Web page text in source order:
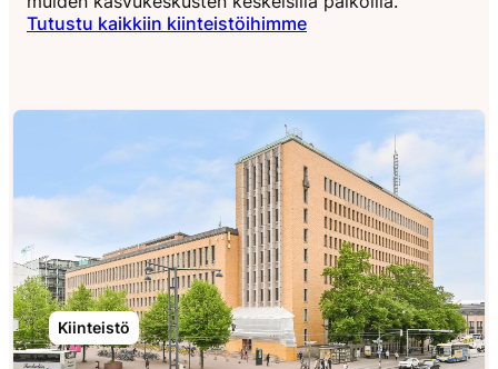
Tutustu kaikkiin kiinteistöihimme
Kiinteistö